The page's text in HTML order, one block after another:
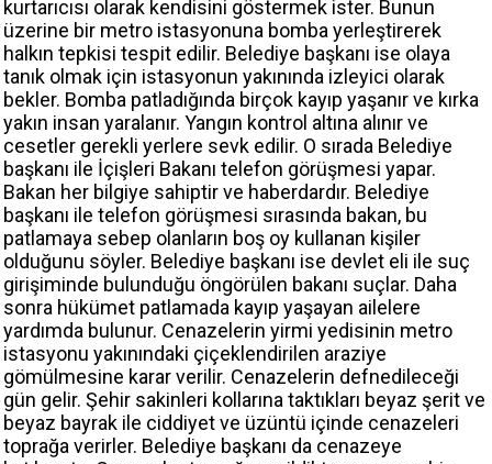
kurtarıcısı olarak kendisini göstermek ister. Bunun
üzerine bir metro istasyonuna bomba yerleştirerek
halkın tepkisi tespit edilir. Belediye başkanı ise olaya
tanık olmak için istasyonun yakınında izleyici olarak
bekler. Bomba patladığında birçok kayıp yaşanır ve kırka
yakın insan yaralanır. Yangın kontrol altına alınır ve
cesetler gerekli yerlere sevk edilir. O sırada Belediye
başkanı ile İçişleri Bakanı telefon görüşmesi yapar.
Bakan her bilgiye sahiptir ve haberdardır. Belediye
başkanı ile telefon görüşmesi sırasında bakan, bu
patlamaya sebep olanların boş oy kullanan kişiler
olduğunu söyler. Belediye başkanı ise devlet eli ile suç
girişiminde bulunduğu öngörülen bakanı suçlar. Daha
sonra hükümet patlamada kayıp yaşayan ailelere
yardımda bulunur. Cenazelerin yirmi yedisinin metro
istasyonu yakınındaki çiçeklendirilen araziye
gömülmesine karar verilir. Cenazelerin defnedileceği
gün gelir. Şehir sakinleri kollarına taktıkları beyaz şerit ve
beyaz bayrak ile ciddiyet ve üzüntü içinde cenazeleri
toprağa verirler. Belediye başkanı da cenazeye